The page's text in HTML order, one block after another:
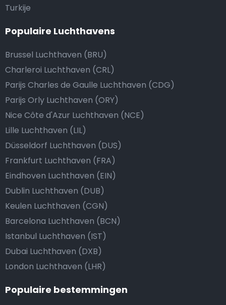
Turkije
Populaire Luchthavens
Brussel Luchthaven (BRU)
Charleroi Luchthaven (CRL)
Parijs Charles de Gaulle Luchthaven (CDG)
Parijs Orly Luchthaven (ORY)
Nice Côte d'Azur Luchthaven (NCE)
Lille Luchthaven (LIL)
Düsseldorf Luchthaven (DUS)
Frankfurt Luchthaven (FRA)
Eindhoven Luchthaven (EIN)
Dublin Luchthaven (DUB)
Keulen Luchthaven (CGN)
Barcelona Luchthaven (BCN)
Istanbul Luchthaven (IST)
Dubai Luchthaven (DXB)
London Luchthaven (LHR)
Populaire bestemmingen